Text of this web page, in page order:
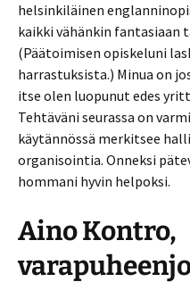
helsinkiläinen
kaikki vähänkin fantasiaan
(Päätoimisen opiskeluni
harrastuksista.) Minua on
itse olen luopunut edes
Tehtäväni seurassa on
käytännössä merkitsee
organisointia. Onneksi
hommani hyvin helpoksi.
Aino Kontro,